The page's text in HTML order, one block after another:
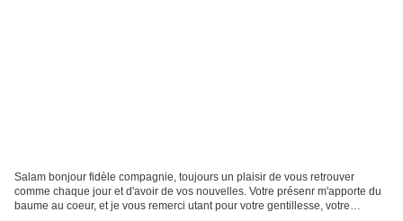
Salam bonjour fidèle compagnie, toujours un plaisir de vous retrouver
comme chaque jour et d'avoir de vos nouvelles. Votre présenr m'apporte du
baume au coeur, et je vous remerci utant pour votre gentillesse, votre